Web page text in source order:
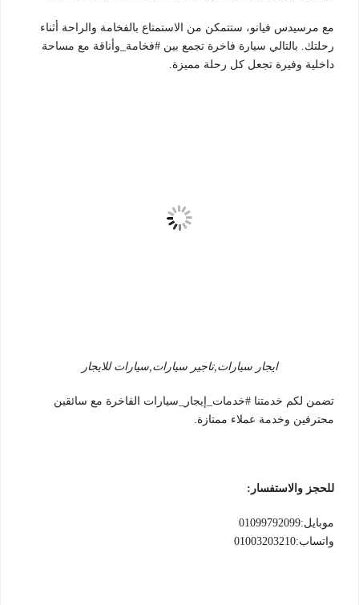
مع مرسيدس فيانو، ستتمكن من الاستمتاع بالفخامة والراحة أثناء
رحلتك. بالتالي سيارة فاخرة تجمع بين #فخامة_وأناقة مع مساحة
داخلية وفيرة تجعل كل رحلة مميزة.
ايجار سيارات,تاجير سيارات,سيارات للايجار
تضمن لكم خدمتنا #خدمات_إيجار_سيارات الفاخرة مع سائقين
محترفين وخدمة عملاء ممتازة.
للحجز والاستفسار:
موبايل:01099792099
واتساب:01003203210